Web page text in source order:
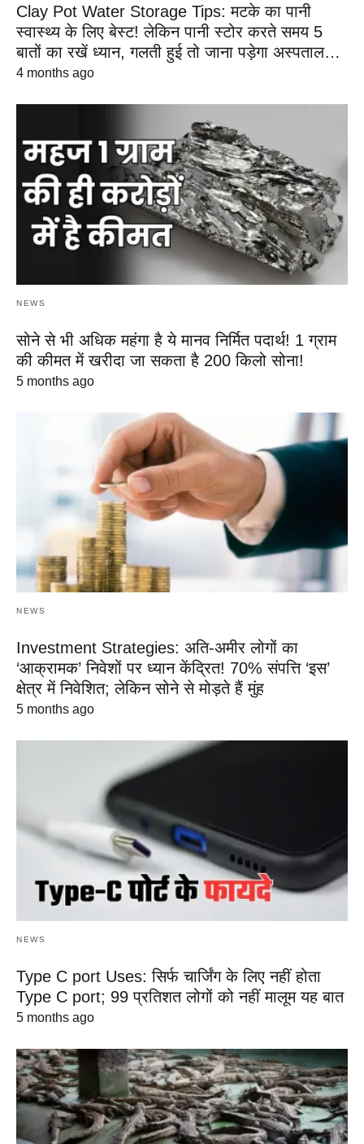
Clay Pot Water Storage Tips: मटके का पानी
स्वास्थ्य के लिए बेस्ट! लेकिन पानी स्टोर करते समय 5
बातों का रखें ध्यान, गलती हुई तो जाना पड़ेगा अस्पताल…
4 months ago
NEWS
सोने से भी अधिक महंगा है ये मानव निर्मित पदार्थ! 1 ग्राम
की कीमत में खरीदा जा सकता है 200 किलो सोना!
5 months ago
NEWS
Investment Strategies: अति-अमीर लोगों का
‘आक्रामक’ निवेशों पर ध्यान केंद्रित! 70% संपत्ति ‘इस’
क्षेत्र में निवेशित; लेकिन सोने से मोड़ते हैं मुंह
5 months ago
NEWS
Type C port Uses: सिर्फ चार्जिंग के लिए नहीं होता
Type C port; 99 प्रतिशत लोगों को नहीं मालूम यह बात
5 months ago